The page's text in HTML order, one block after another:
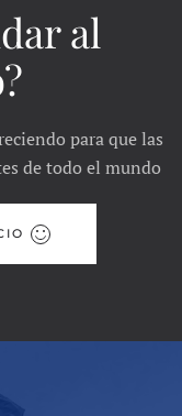
al
para que las
de todo el mundo